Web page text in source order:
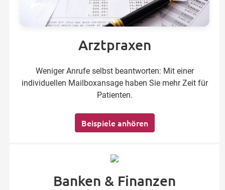
Arztpraxen
Weniger Anrufe selbst beantworten: Mit einer
individuellen Mailboxansage haben Sie mehr Zeit für
Patienten.
Beispiele anhören
Banken & Finanzen